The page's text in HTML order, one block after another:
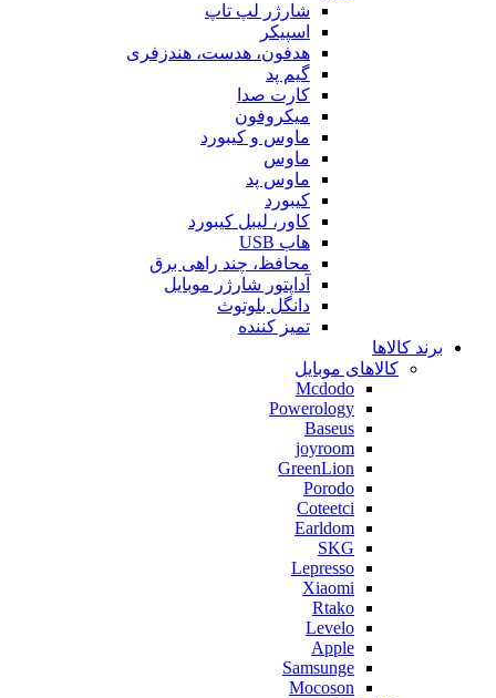
شارژر لپ تاپ
اسپیکر
هدفون، هدست، هندزفری
گیم پد
کارت صدا
میکروفون
ماوس و کیبورد
ماوس
ماوس پد
کیبورد
کاور، لیبل کیبورد
هاب USB
محافظ، چند راهی برق
آداپتور شارژر موبایل
دانگل بلوتوث
تمیز کننده
برند کالاها
کالاهای موبایل
Mcdodo
Powerology
Baseus
joyroom
GreenLion
Porodo
Coteetci
Earldom
SKG
Lepresso
Xiaomi
Rtako
Levelo
Apple
Samsunge
Mocoson